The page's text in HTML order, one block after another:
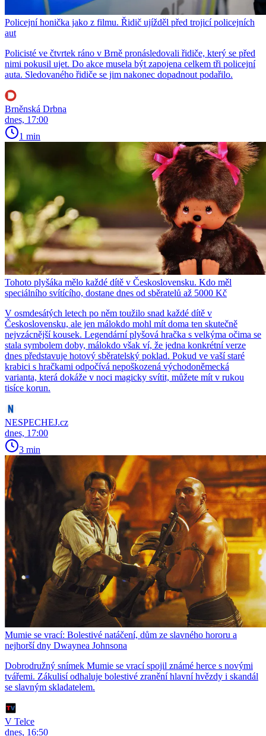
Policejní honička jako z filmu. Řidič ujížděl před trojicí policejních
aut
Policisté ve čtvrtek ráno v Brně pronásledovali řidiče, který se před
nimi pokusil ujet. Do akce musela být zapojena celkem tři policejní
auta. Sledovaného řidiče se jim nakonec dopadnout podařilo.
Brněnská Drbna
dnes, 17:00
1 min
Tohoto plyšáka mělo každé dítě v Československu. Kdo měl
speciálního svítícího, dostane dnes od sběratelů až 5000 Kč
V osmdesátých letech po něm toužilo snad každé dítě v
Československu, ale jen málokdo mohl mít doma ten skutečně
nejvzácnější kousek. Legendární plyšová hračka s velkýma očima se
stala symbolem doby, málokdo však ví, že jedna konkrétní verze
dnes představuje hotový sběratelský poklad. Pokud ve vaší staré
krabici s hračkami odpočívá nepoškozená východoněmecká
varianta, která dokáže v noci magicky svítit, můžete mít v rukou
tisíce korun.
NESPECHEJ.cz
dnes, 17:00
3 min
Mumie se vrací: Bolestivé natáčení, dům ze slavného hororu a
nejhorší dny Dwaynea Johnsona
Dobrodružný snímek Mumie se vrací spojil známé herce s novými
tvářemi. Zákulisí odhaluje bolestivé zranění hlavní hvězdy i skandál
se slavným skladatelem.
V Telce
dnes, 16:50